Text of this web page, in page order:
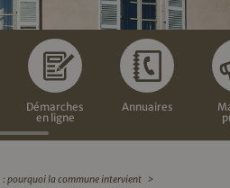
Démarches
en ligne
Annuaires
: pourquoi la commune intervient >